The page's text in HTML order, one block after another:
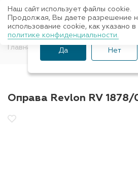
Главная Оправы для очков
Оправа Revlon RV 1878/
Ваш город Санкт-
Петербург?
Да Нет
Наш сайт использует файлы cookie.
Продолжая, Вы даете разрешение
использование cookie, как указано
политике конфиденциальности.